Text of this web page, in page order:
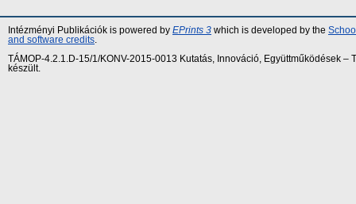
Intézményi Publikációk is powered by EPrints 3 which is developed by the
and software credits
TÁMOP-4.2.1.D-15/1/KONV-2015-0013 Kutatás, Innováció, Együttműködések
készült.